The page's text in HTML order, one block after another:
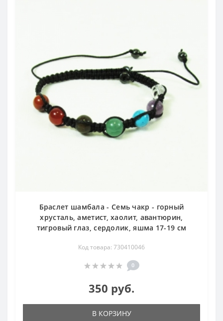
Браслет шамбала - Семь чакр - горный
хрусталь, аметист, хаолит, авантюрин,
тигровый глаз, сердолик, яшма 17-19 см
Код товара: 730410046
0
350 руб.
В КОРЗИНУ